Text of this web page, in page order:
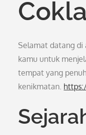
Selamat datang
kamu untuk
tempat yang
kenikmatan.